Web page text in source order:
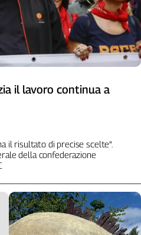
il lavoro continua a
il risultato di precise scelte”.
della confederazione